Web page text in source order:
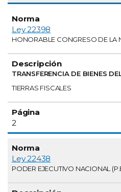
Ley 22398
HONORABLE CONGRESO DE LA
TRANSFERENCIA DE BIENES
TIERRAS FISCALES
2
Ley 22438
PODER EJECUTIVO NACIONAL